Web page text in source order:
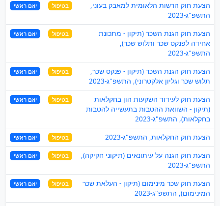
הצעת חוק הרשות הלאומית למאבק בעוני,
התשפ"ג-2023
בטיפול יוזם ראשי
הצעת חוק הגנת השכר (תיקון - מתכונת
אחידה לפנקס שכר ותלוש שכר),
התשפ"ג-2023
בטיפול יוזם ראשי
הצעת חוק הגנת השכר (תיקון - פנקס שכר,
תלוש שכר וגליון אלקטרוני), התשפ"ג-2023
בטיפול יוזם ראשי
הצעת חוק לעידוד השקעות הון בחקלאות
(תיקון - השוואת ההטבות בתעשייה להטבות
בחקלאות), התשפ"ג-2023
בטיפול יוזם ראשי
הצעת חוק החקלאות, התשפ"ג-2023 בטיפול יוזם ראשי
הצעת חוק הגנה על עיתונאים (תיקוני חקיקה),
התשפ"ג-2023
בטיפול יוזם ראשי
הצעת חוק שכר מינימום (תיקון - העלאת שכר
המינימום), התשפ"ג-2023
בטיפול יוזם ראשי